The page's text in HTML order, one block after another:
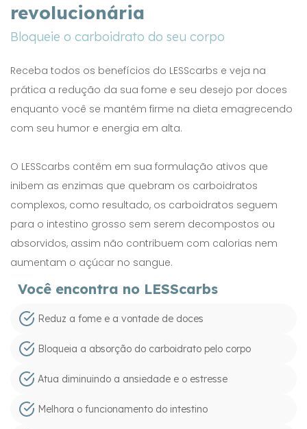
revolucionária
Bloqueie o carboidrato do seu corpo
Receba todos os benefícios do LESScarbs e veja na
prática a redução da sua fome e seu desejo por doces
enquanto você se mantém firme na dieta emagrecendo
com seu humor e energia em alta.
O LESScarbs contêm em sua formulação ativos que
inibem as enzimas que quebram os carboidratos
complexos, como resultado, os carboidratos seguem
para o intestino grosso sem serem decompostos ou
absorvidos, assim não contribuem com calorias nem
aumentam o açúcar no sangue.
Você encontra no LESScarbs
Reduz a fome e a vontade de doces
Bloqueia a absorção do carboidrato pelo corpo
Atua diminuindo a ansiedade e o estresse
Melhora o funcionamento do intestino